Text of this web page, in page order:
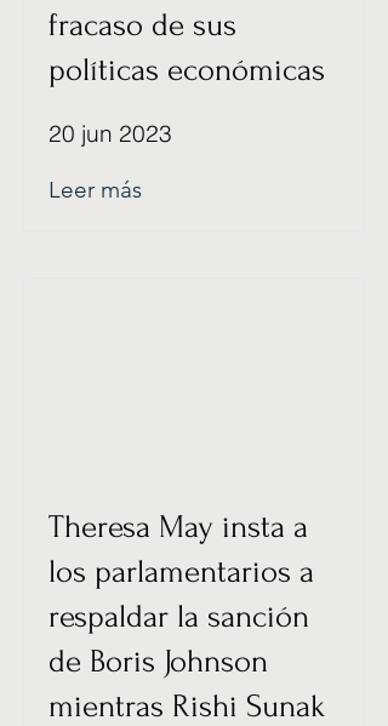
fracaso de sus
políticas económicas
20 jun 2023
Leer más
Theresa May insta a
los parlamentarios a
respaldar la sanción
de Boris Johnson
mientras Rishi Sunak